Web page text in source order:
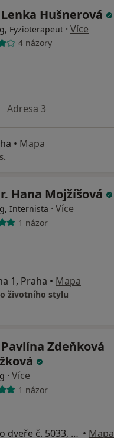
Hušnerová
Fyzioterapeut · Více
4 názory
Adresa 3
• Mapa
Hana Mojžíšová
Internista · Více
1 názor
1, Praha • Mapa
životního stylu
Zdeňková
· Více
1 názor
Ženské domovy, 5. patro dveře č. 5033, Praha • Mapa